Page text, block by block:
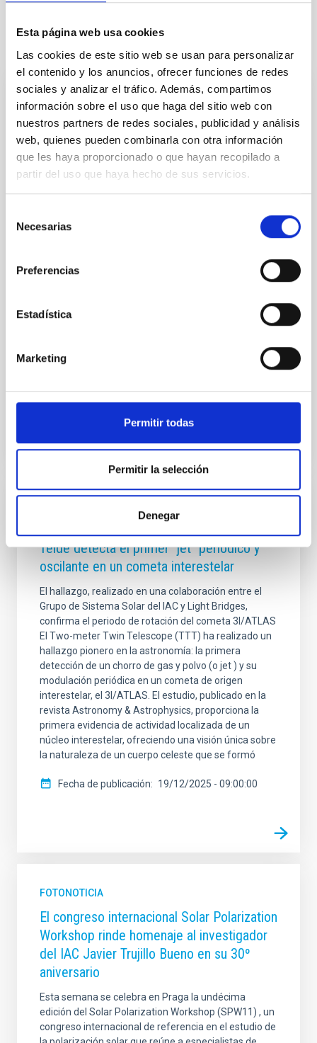
Esta página web usa cookies
Las cookies de este sitio web se usan para personalizar
el contenido y los anuncios, ofrecer funciones de redes
sociales y analizar el tráfico. Además, compartimos
información sobre el uso que haga del sitio web con
nuestros partners de redes sociales, publicidad y análisis
web, quienes pueden combinarla con otra información
que les haya proporcionado o que hayan recopilado a
partir del uso que haya hecho de sus servicios.
Necesarias
Preferencias
Estadística
Marketing
Permitir todas
Permitir la selección
Denegar
Otras noticias relacionadas
NOTA DE PRENSA
El IAC celebra la XVII edición del “Día de
Nuestra Ciencia”, un encuentro interno
para compartir avances científicos y
tecnológicos
resultados más destacados del último año y abordar
de Astrofísica de Canarias (IAC) ha celebrado hoy la
XVII edición del “Día de Nuestra Ciencia”, un
personal investigador, técnico y de apoyo a la
investigación en la sede de IACTEC, en La Laguna. La
compartir los avances científicos y tecnológicos más
relevantes desarrollados en el último
Teide detecta el primer "jet" periódico y
oscilante en un cometa interestelar
El hallazgo, realizado en una colaboración entre el
Grupo de Sistema Solar del IAC y Light Bridges,
confirma el periodo de rotación del cometa 3I/ATLAS
El Two-meter Twin Telescope (TTT) ha realizado un
hallazgo pionero en la astronomía: la primera
detección de un chorro de gas y polvo (o jet ) y su
modulación periódica en un cometa de origen
interestelar, el 3I/ATLAS. El estudio, publicado en la
revista Astronomy & Astrophysics, proporciona la
primera evidencia de actividad localizada de un
núcleo interestelar, ofreciendo una visión única sobre
la naturaleza de un cuerpo celeste que se formó
Fecha de publicación 19/12/2025 - 09:00:00
FOTONOTICIA
El congreso internacional Solar Polarization
Workshop rinde homenaje al investigador
del IAC Javier Trujillo Bueno en su 30º
aniversario
Esta semana se celebra en Praga la undécima
edición del Solar Polarization Workshop (SPW11) , un
congreso internacional de referencia en el estudio de